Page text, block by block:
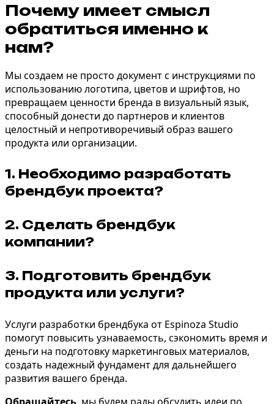
Почему имеет смысл
обратиться именно к
нам?
Мы создаем не просто документ с инструкциями по
использованию логотипа, цветов и шрифтов, но
превращаем ценности бренда в визуальный язык,
способный донести до партнеров и клиентов
целостный и непротиворечивый образ вашего
продукта или организации.
1. Необходимо разработать
брендбук проекта?
2. Сделать брендбук
компании?
3. Подготовить брендбук
продукта или услуги?
Услуги разработки брендбука от Espinoza Studio
помогут повысить узнаваемость, сэкономить время и
деньги на подготовку маркетинговых материалов,
создать надежный фундамент для дальнейшего
развития вашего бренда.